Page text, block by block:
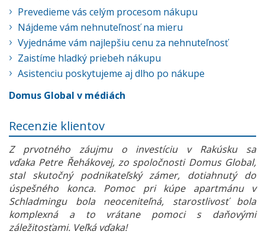
Prevedieme vás celým procesom nákupu
Nájdeme vám nehnuteľnosť na mieru
Vyjednáme vám najlepšiu cenu za nehnuteľnosť
Zaistíme hladký priebeh nákupu
Asistenciu poskytujeme aj dlho po nákupe
Domus Global v médiách
Recenzie klientov
Z prvotného záujmu o investíciu v Rakúsku sa
vďaka Petre Řehákovej, zo spoločnosti Domus Global,
stal skutočný podnikateľský zámer, dotiahnutý do
úspešného konca. Pomoc pri kúpe apartmánu v
Schladmingu bola neoceniteľná, starostlivosť bola
komplexná a to vrátane pomoci s daňovými
záležitosťami. Veľká vďaka!